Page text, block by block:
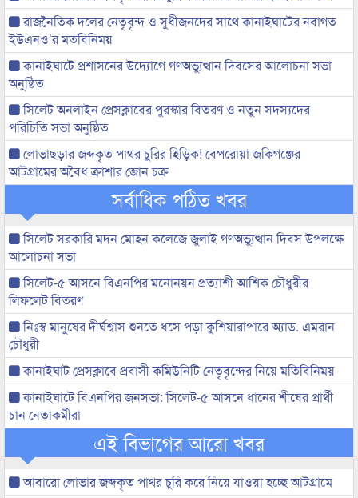
রাজনৈতিক দলের নেতৃবৃন্দ ও সুধীজনদের সাথে কানাইঘাটের নবাগত
ইউএনও’র মতবিনিময়
কানাইঘাটে প্রশাসনের উদ্যোগে গণঅভ্যুত্থান দিবসের আলোচনা সভা
অনুষ্ঠিত
সিলেট অনলাইন প্রেসক্লাবের পুরস্কার বিতরণ ও নতুন সদস্যদের
পরিচিতি সভা অনুষ্ঠিত
লোভাছড়ার জব্দকৃত পাথর চুরির হিড়িক! বেপরোয়া জকিগঞ্জের
আটগ্রামের অবৈধ ক্রাশার জোন চক্র
সর্বাধিক পঠিত খবর
সিলেট সরকারি মদন মোহন কলেজে জুলাই গণঅভ্যুত্থান দিবস উপলক্ষে
আলোচনা সভা
সিলেট-৫ আসনে বিএনপির মনোনয়ন প্রত্যাশী আশিক চৌধুরীর
লিফলেট বিতরণ
নিঃস্ব মানুষের দীর্ঘশ্বাস শুনতে ধসে পড়া কুশিয়ারাপারে অ্যাড. এমরান
চৌধুরী
কানাইঘাট প্রেসক্লাবে প্রবাসী কমিউনিটি নেতৃবৃন্দের নিয়ে মতিবিনিময়
কানাইঘাটে বিএনপির জনসভা: সিলেট-৫ আসনে ধানের শীষের প্রার্থী
চান নেতাকর্মীরা
এই বিভাগের আরো খবর
আবারো লোভার জব্দকৃত পাথর চুরি করে নিয়ে যাওয়া হচ্ছে আটগ্রামে